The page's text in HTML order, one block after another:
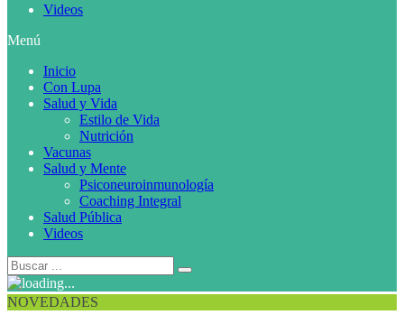
Videos
Menú
Inicio
Con Lupa
Salud y Vida
Estilo de Vida
Nutrición
Vacunas
Salud y Mente
Psiconeuroinmunología
Coaching Integral
Salud Pública
Videos
NOVEDADES